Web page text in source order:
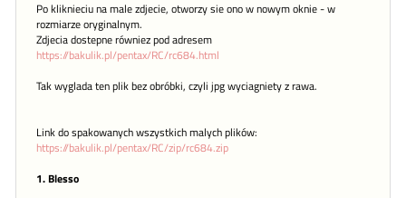
Po kliknieciu na male zdjecie, otworzy sie ono w nowym oknie - w
rozmiarze oryginalnym.
Zdjecia dostepne równiez pod adresem
https://bakulik.pl/pentax/RC/rc684.html
Tak wyglada ten plik bez obróbki, czyli jpg wyciagniety z rawa.
Link do spakowanych wszystkich malych plików:
https://bakulik.pl/pentax/RC/zip/rc684.zip
1. Blesso